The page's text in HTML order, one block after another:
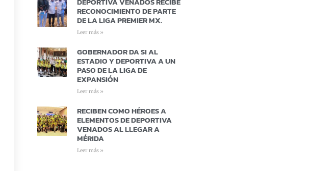
RECONOCIMIENTO DE PARTE
DE LA LIGA PREMIER MX.
Leer más »
GOBERNADOR DA SI AL
ESTADIO Y DEPORTIVA A UN
PASO DE LA LIGA DE
EXPANSIÓN
Leer más »
RECIBEN COMO HÉROES A
ELEMENTOS DE DEPORTIVA
VENADOS AL LLEGAR A
MÉRIDA
Leer más »